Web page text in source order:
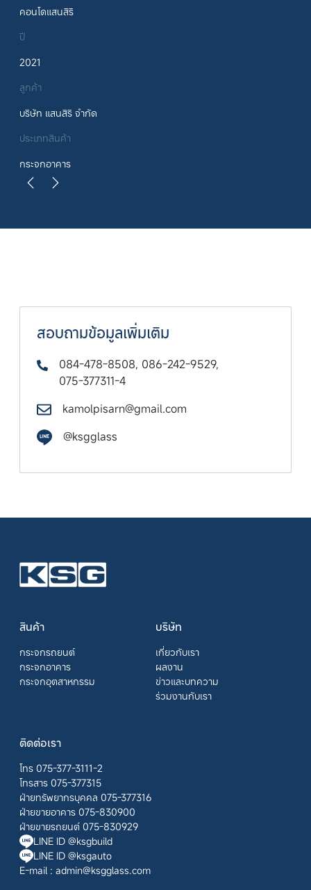
คอนโดแสนสิริ
ปี
2021
ลูกค้า
บริษัท แสนสิริ จำกัด
ประเภทสินค้า
กระจกอาคาร
สอบถามข้อมูลเพิ่มเติม
084-478-8508, 086-242-9529,
075-377311-4
kamolpisarn@gmail.com
@ksgglass
สินค้า
กระจกรถยนต์
กระจกอาคาร
กระจกอุตสาหกรรม
บริษัท
เกี่ยวกับเรา
ผลงาน
ข่าวและบทความ
ร่วมงานกับเรา
ติดต่อเรา
โทร 075-377-3111-2
โทรสาร 075-377315
ฝ่ายทรัพยากรบุคคล 075-377316
ฝ่ายขายอาคาร 075-830900
ฝ่ายขายรถยนต์ 075-830929
LINE ID @ksgbuild
LINE ID @ksgauto
E-mail : admin@ksgglass.com